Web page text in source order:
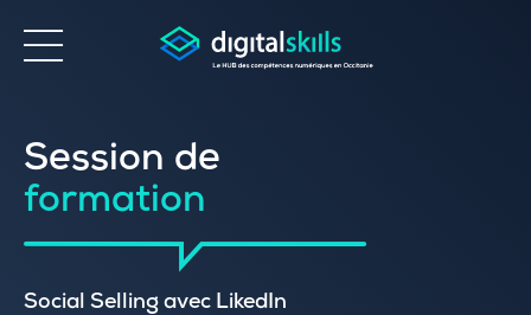
Accessibilité
Session de
formation
Social Selling avec LikedIn